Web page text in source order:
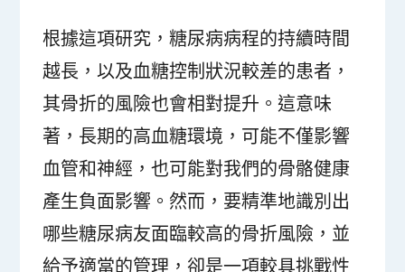
根據這項研究，糖尿病病程的持續時間
越長，以及血糖控制狀況較差的患者，
其骨折的風險也會相對提升。這意味
著，長期的高血糖環境，可能不僅影響
血管和神經，也可能對我們的骨骼健康
產生負面影響。然而，要精準地識別出
哪些糖尿病友面臨較高的骨折風險，並
給予適當的管理，卻是一項較具挑戰性